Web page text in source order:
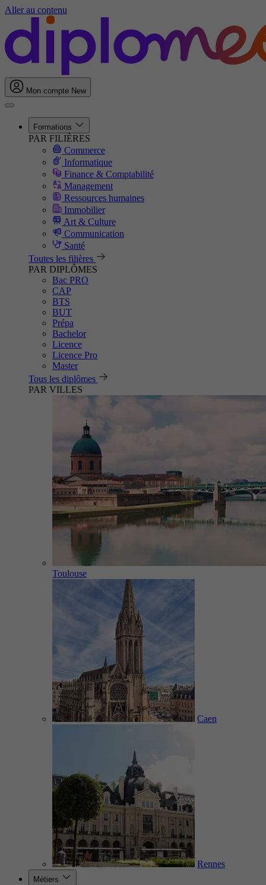
Aller au contenu
Mon compte New
Formations
PAR FILIÈRES
Commerce
Informatique
Finance & Comptabilité
Management
Ressources humaines
Immobilier
Art & Culture
Communication
Santé
Toutes les filières
PAR DIPLÔMES
Bac PRO
CAP
BTS
BUT
Prépa
Bachelor
Licence
Licence Pro
Master
Tous les diplômes
PAR VILLES
Toulouse
Caen
Rennes
Métiers